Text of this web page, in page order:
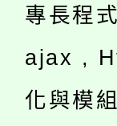
專長程
ajax ,
化與模